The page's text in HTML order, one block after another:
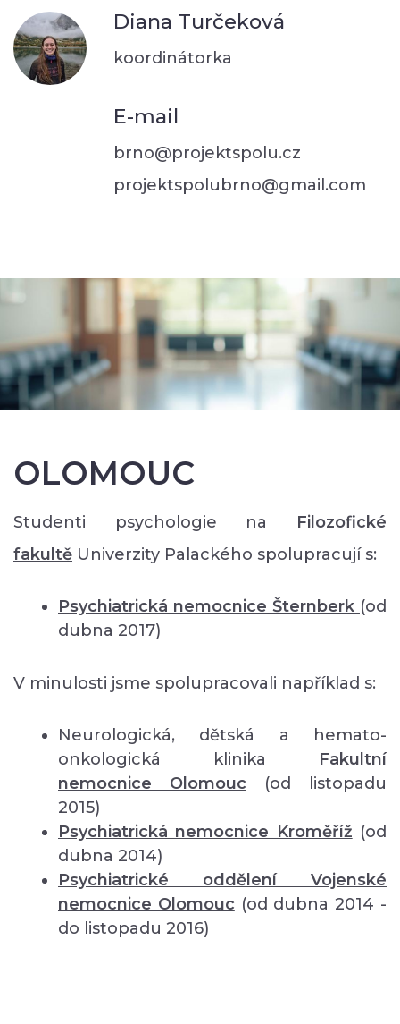
Diana Turčeková
koordinátorka
E-mail
brno@projektspolu.cz
projektspolubrno@gmail.com
OLOMOUC
Studenti psychologie na Filozofické
faku ltě Univerzity Palackého spolupracují s:
Psychiatrická nemocnice Šternberk (od
dubna 2017)
V minulosti jsme spolupracovali například s:
Neurologická, dětská a hemato-
onkologická klinika Fakultní
nemocnice Olomouc (od listopadu
2015)
Psychiatrická nemocnice Kroměříž (od
dubna 2014)
Psychiatrické oddělení Vojenské
nemocnice Olomouc (od dubna 2014 -
do listopadu 2016)